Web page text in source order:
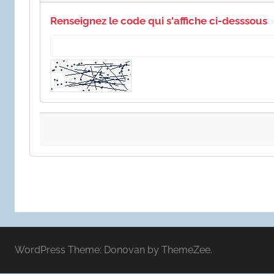
Renseignez le code qui s'affiche ci-desssous
WordPress Theme: Donovan by ThemeZee.